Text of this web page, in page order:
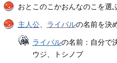
おとこのこかおんなのこを選
主人公 ライバルの名前を決
ライバルの名前：自分で
ウジ、トシノブ